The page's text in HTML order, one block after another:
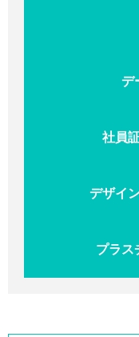
デ
社員
デザイ
プラス